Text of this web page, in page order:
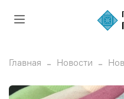
Главная Новости